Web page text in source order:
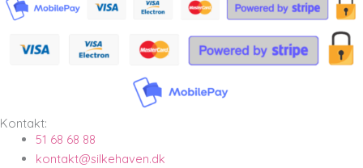
Kontakt:
51 68 68 88
kontakt@silkehaven.dk